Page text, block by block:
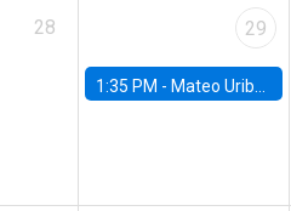
28 29
1:35 PM - Mateo Uribe-Castro, Universidad de los Andes (Colombia)